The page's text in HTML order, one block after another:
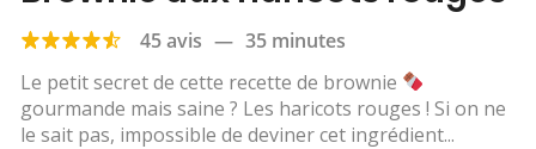
45 avis — 35 minutes
Le petit secret de cette recette de brownie
gourmande mais saine ? Les haricots rouges ! Si on ne
le sait pas, impossible de deviner cet ingrédient...